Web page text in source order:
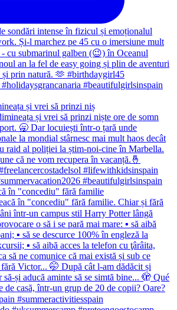
și vrei să prinzi niș
în "concediu" fără familie